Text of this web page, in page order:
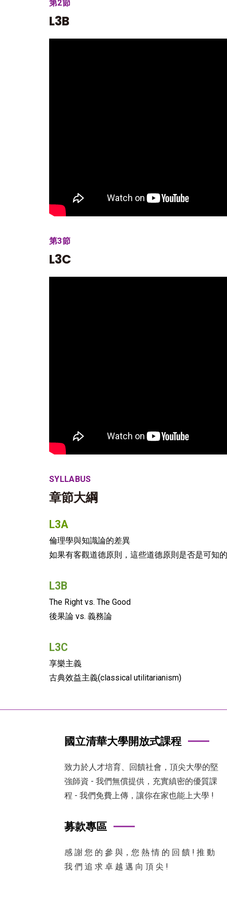
第2節
L3B
第3節
L3C
SYLLABUS
章節大綱
L3A
倫理學與知識論的差異
如果有客觀道德原則，這些道德原則是否是可知
L3B
The Right vs. The Good
後果論 vs. 義務論
L3C
享樂主義
古典效益主義(classical utilitarianism)
國立清華大學開放式課程
致力於人才培育、回饋社會，頂尖大學的堅
強師資 - 我們無償提供，充實縝密的優質課
程 - 我們免費上傳，讓你在家也能上大學 !
募款專區
感 謝 您 的 參 與，您 熱 情 的 回 饋 ! 推 動
我 們 追 求 卓 越 邁 向 頂 尖 !